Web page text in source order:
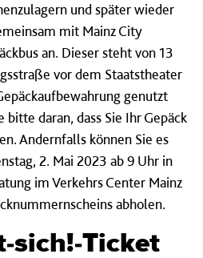
und später wieder
mit Mainz City
an. Dieser steht von 13
vor dem Staatstheater
genutzt
bitte daran, dass Sie Ihr Gepäck
Andernfalls können Sie es
2. Mai 2023 ab 9 Uhr in
im Verkehrs Center Mainz
abholen.
sich!-Ticket